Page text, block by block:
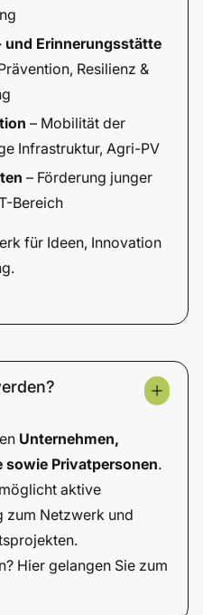
Erinnerungsstätte
Resilienz &
– Mobilität der
Infrastruktur, Agri-PV
– Förderung junger
Bereich
für Ideen, Innovation
Unternehmen,
sowie Privatpersonen.
aktive
zum Netzwerk und
Hier gelangen Sie zum